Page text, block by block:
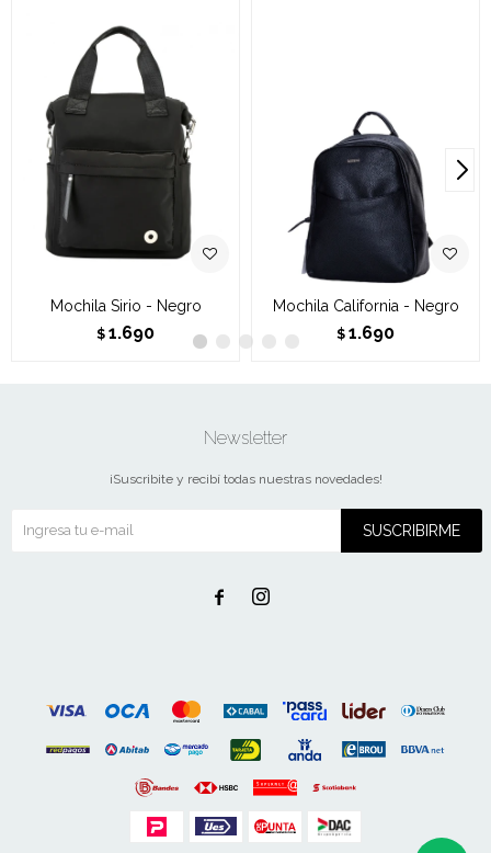
Mochila Sirio - Negro
$ 1.690
Mochila California - Negro
$ 1.690
Newsletter
¡Suscribite y recibí todas nuestras novedades!
SUSCRIBIRME
 